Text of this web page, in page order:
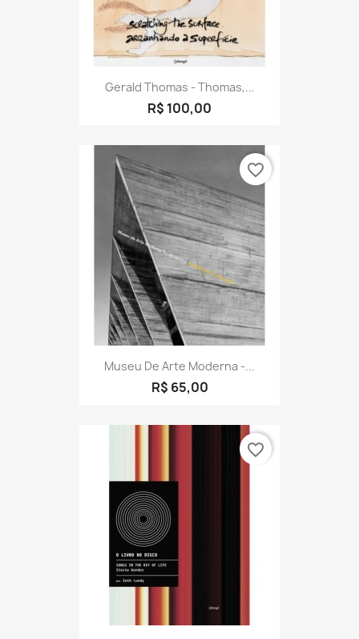
Gerald Thomas - Thomas,...
R$ 100,00
Museu De Arte Moderna -...
R$ 65,00
favorite_border
favorite_border